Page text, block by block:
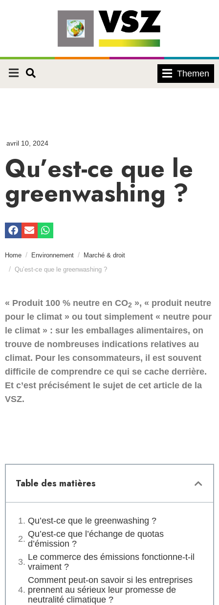
Themen
avril 10, 2024
Qu’est-ce que le
greenwashing ?
Home Environnement
Marché & droit
Qu’est-ce que le greenwashing ?
« Produit 100 % neutre en CO2 », « produit neutre
pour le climat » ou tout simplement « neutre pour
le climat » : sur les emballages alimentaires, on
trouve de nombreuses indications relatives au
climat. Pour les consommateurs, il est souvent
difficile de comprendre ce qui se cache derrière.
Et c’est précisément le sujet de cet article de la
VSZ.
Table des matières
Qu’est-ce que le greenwashing ?
Qu’est-ce que l’échange de quotas
d’émission ?
Le commerce des émissions fonctionne-t-il
vraiment ?
Comment peut-on savoir si les entreprises
prennent au sérieux leur promesse de
neutralité climatique ?